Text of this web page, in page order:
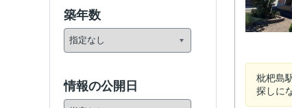
枇杷島
探しに
築年数
情報の公開日